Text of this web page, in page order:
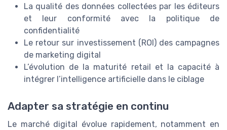
La qualité des données collectées par les éditeurs
et leur conformité avec la politique de
confidentialité
Le retour sur investissement (ROI) des campagnes
de marketing digital
L’évolution de la maturité retail et la capacité à
intégrer l’intelligence artificielle dans le ciblage
Adapter sa stratégie en continu
Le marché digital évolue rapidement, notamment en